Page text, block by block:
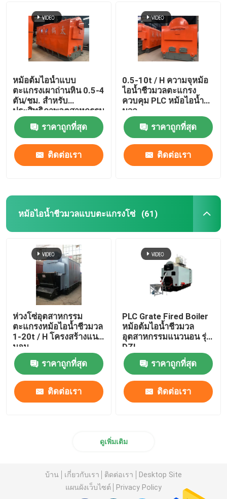
หม้อต้มไอน้ำแบบ
ตะแกรงเผาถ่านหิน 0.5-4
ตัน/ชม. สำหรับ
ประสิทธิภาพอุตสาหกรรม
เคมี 89%
ราคาถูกที่สุด
ติดต่อเรา
0.5-10t / H ความจุหม้อ
ไอน้ำชีวมวลตะแกรง
ควบคุม PLC หม้อไอน้ำชีว
มวล
ราคาถูกที่สุด
ติดต่อเรา
หม้อไอน้ำชีวมวลแบบตะแกรงโซ่ (61)
ห่วงโซ่อุตสาหกรรม
ตะแกรงหม้อไอน้ำชีวมวล
1-20t / H โครงสร้างแนว
นอน
ราคาถูกที่สุด
ติดต่อเรา
PLC Grate Fired Boiler
หม้อต้มไอน้ำชีวมวล
อุตสาหกรรมแนวนอน รุ่น
DZL
ราคาถูกที่สุด
ติดต่อเรา
ดูเพิ่มเติม
บ้าน เกี่ยวกับเรา ติดต่อเรา
Desktop Site
แผนผังเว็บไซต์
Privacy Policy